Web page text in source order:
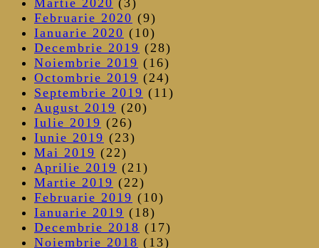
Martie 2020 (3)
Februarie 2020 (9)
Ianuarie 2020 (10)
Decembrie 2019 (28)
Noiembrie 2019 (16)
Octombrie 2019 (24)
Septembrie 2019 (11)
August 2019 (20)
Iulie 2019 (26)
Iunie 2019 (23)
Mai 2019 (22)
Aprilie 2019 (21)
Martie 2019 (22)
Februarie 2019 (10)
Ianuarie 2019 (18)
Decembrie 2018 (17)
Noiembrie 2018 (13)